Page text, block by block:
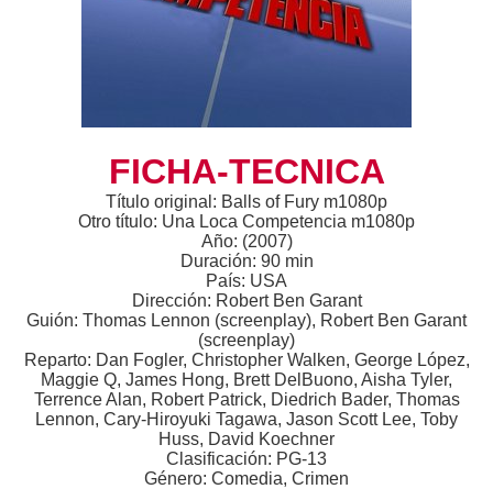
FICHA-TECNICA
Título original: Balls of Fury m1080p
Otro título: Una Loca Competencia m1080p
Año: (2007)
Duración: 90 min
País: USA
Dirección: Robert Ben Garant
Guión: Thomas Lennon (screenplay), Robert Ben Garant
(screenplay)
Reparto: Dan Fogler, Christopher Walken, George López,
Maggie Q, James Hong, Brett DelBuono, Aisha Tyler,
Terrence Alan, Robert Patrick, Diedrich Bader, Thomas
Lennon, Cary-Hiroyuki Tagawa, Jason Scott Lee, Toby
Huss, David Koechner
Clasificación: PG-13
Género: Comedia, Crimen